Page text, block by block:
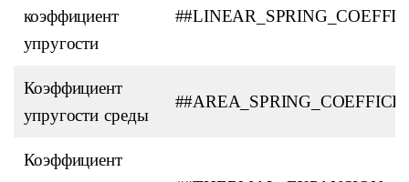
коэффициент
упругости
Коэффициент
упругости среды
Коэффициент